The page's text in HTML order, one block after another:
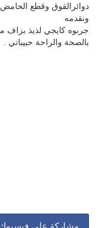
ونقدمه
جربوه كايجي لذيذ
بالصحة والراحة حبيباتي .
مشاركة على فيسبوك